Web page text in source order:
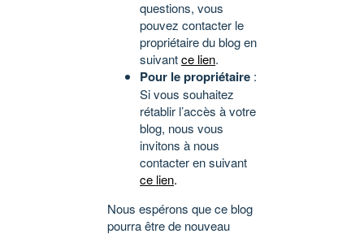
questions, vous
pouvez contacter le
propriétaire du blog en
suivantce lien.
Pour le propriétaire :
Si vous souhaitez
rétablir l’accès à votre
blog, nous vous
invitons à nous
contacter en suivant
ce lien.
Nous espérons que ce blog
pourra être de nouveau